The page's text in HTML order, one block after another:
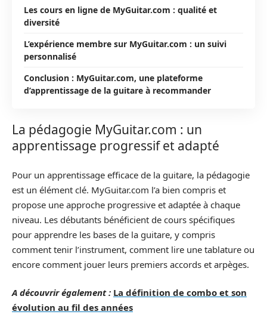
Les cours en ligne de MyGuitar.com : qualité et
diversité
L’expérience membre sur MyGuitar.com : un suivi
personnalisé
Conclusion : MyGuitar.com, une plateforme
d’apprentissage de la guitare à recommander
La pédagogie MyGuitar.com : un
apprentissage progressif et adapté
Pour un apprentissage efficace de la guitare, la pédagogie
est un élément clé. MyGuitar.com l’a bien compris et
propose une approche progressive et adaptée à chaque
niveau. Les débutants bénéficient de cours spécifiques
pour apprendre les bases de la guitare, y compris
comment tenir l’instrument, comment lire une tablature ou
encore comment jouer leurs premiers accords et arpèges.
A découvrir également : La définition de combo et son
évolution au fil des années